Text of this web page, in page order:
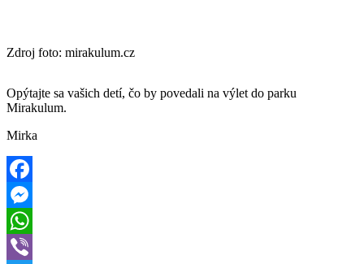
Zdroj foto: mirakulum.cz
Opýtajte sa vašich detí, čo by povedali na výlet do parku
Mirakulum.
Mirka
Facebook
Messenger
WhatsApp